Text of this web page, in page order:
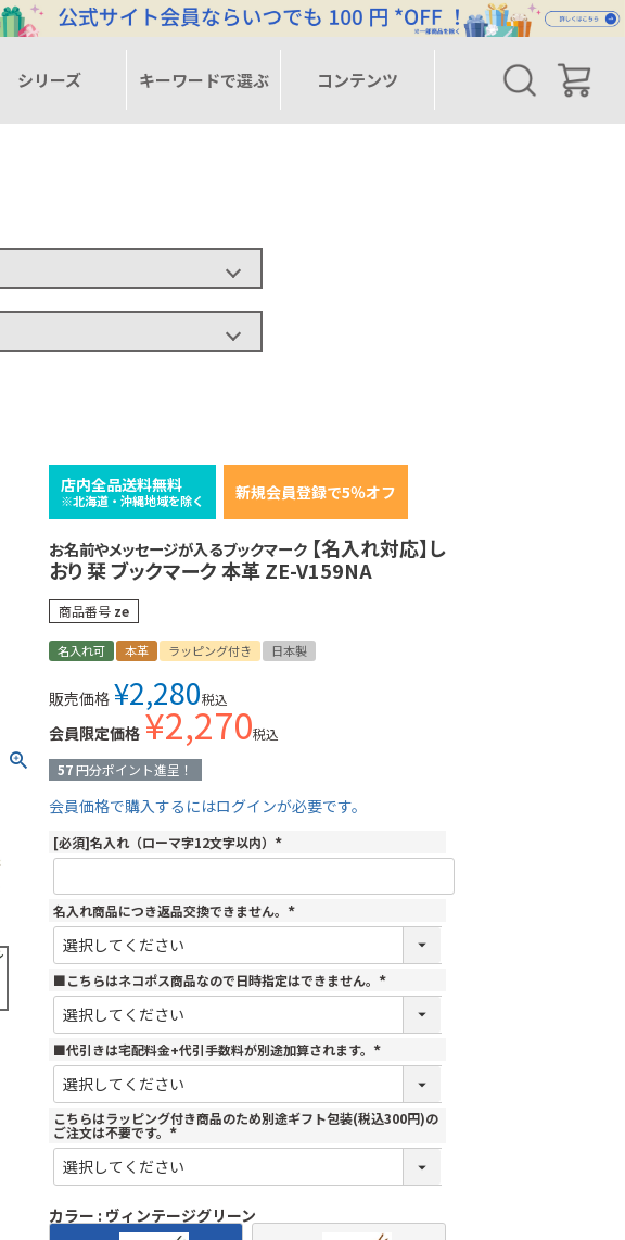
シリーズ キーワードで選ぶ コンテンツ
店内全品送料無料
※北海道・沖縄地域を除く 新規会員登録で5％オフ
お名前やメッセージが入るブックマーク 【名入れ対応】し
おり 栞 ブックマーク 本革 ZE-V159NA
商品番号 ze
名入れ可 本革 ラッピング付き 日本製
販売価格 ¥2,280税込
会員限定価格 ¥2,270税込
57円分ポイント進呈！
会員価格で購入するにはログインが必要です。
[必須]名入れ（ローマ字12文字以内）
(
)
名入れ商品につき返品交換できません。
(
)
■こちらはネコポス商品なので日時指定はできません。
(
)
■代引きは宅配料金+代引手数料が別途加算されます。
(
)
こちらはラッピング付き商品のため別途ギフト包装(税込300円)の
ご注文は不要です。
(
必
須
)
カラー ヴィンテージグリーン